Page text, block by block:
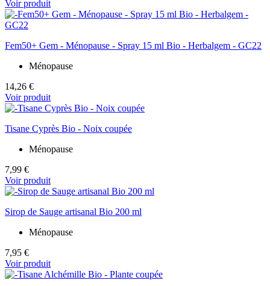
Voir produit
Fem50+ Gem - Ménopause - Spray 15 ml Bio - Herbalgem - GC22
Ménopause
14,26 €
Voir produit
Tisane Cyprès Bio - Noix coupée
Ménopause
7,99 €
Voir produit
Sirop de Sauge artisanal Bio 200 ml
Ménopause
7,95 €
Voir produit